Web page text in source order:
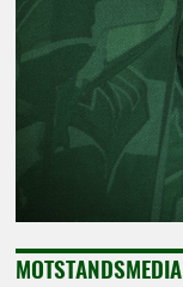
MOTSTANDSMEDIA